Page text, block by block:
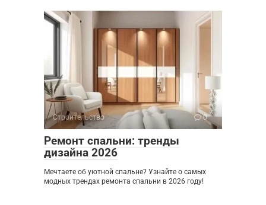
Строительство 0
Ремонт спальни: тренды
дизайна 2026
Мечтаете об уютной спальне? Узнайте о самых
модных трендах ремонта спальни в 2026 году!